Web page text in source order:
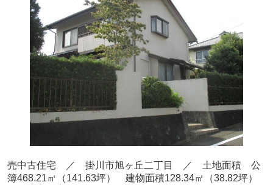
売中古住宅 ／ 掛川市旭ヶ丘二丁目
／ 土地面積 公
簿468.21㎡（141.63坪） 建物面積128.34㎡（38.82坪）